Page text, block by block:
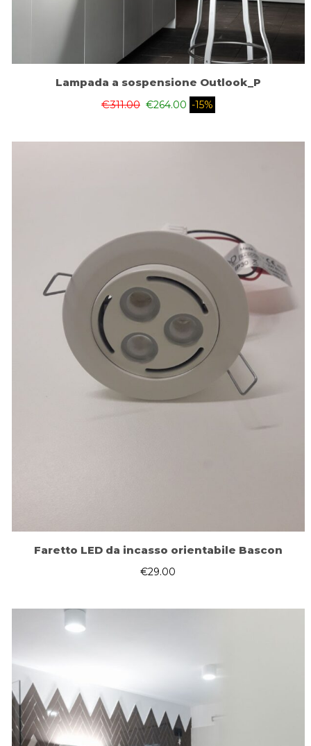
Lampada a sospensione Outlook_P
€311.00 €264.00 -15%
Faretto LED da incasso orientabile Bascon
€29.00